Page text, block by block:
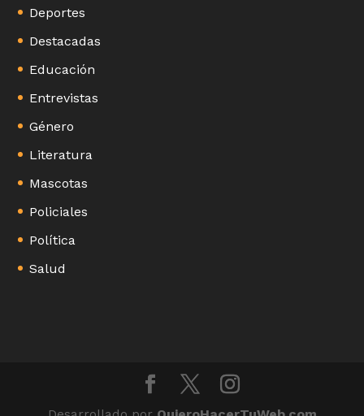
Deportes
Destacadas
Educación
Entrevistas
Género
Literatura
Mascotas
Policiales
Política
Salud